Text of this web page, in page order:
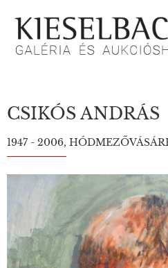
KÉRJÜK VÁLASSZON!
Festmények
CSIKÓS ANDRÁS
1947 - 2006,